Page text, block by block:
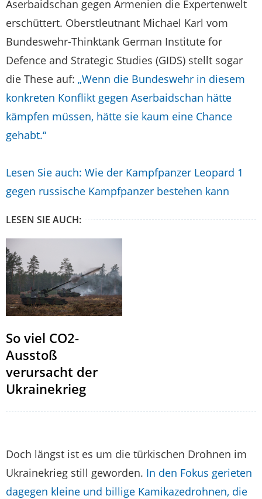
Aserbaidschan gegen Armenien die Expertenwelt
erschüttert. Oberstleutnant Michael Karl vom
Bundeswehr-Thinktank German Institute for
Defence and Strategic Studies (GIDS) stellt sogar
die These auf: „Wenn die Bundeswehr in diesem
konkreten Konflikt gegen Aserbaidschan hätte
kämpfen müssen, hätte sie kaum eine Chance
gehabt.“
Lesen Sie auch: Wie der Kampfpanzer Leopard 1
gegen russische Kampfpanzer bestehen kann
LESEN SIE AUCH:
So viel CO2-
Ausstoß
verursacht der
Ukrainekrieg
Doch längst ist es um die türkischen Drohnen im
Ukrainekrieg still geworden. In den Fokus gerieten
dagegen kleine und billige Kamikazedrohnen, die